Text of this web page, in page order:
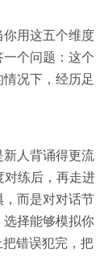
用这五个维度
个问题：这个
况下，经历足
新人背诵得更流
对练后，再走进
而是对对话节
择能够模拟你
错误犯完，把